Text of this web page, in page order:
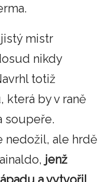
mistr
nikdy
totiž
by v raně
soupeře.
nedožil, ale hrdě
jenž